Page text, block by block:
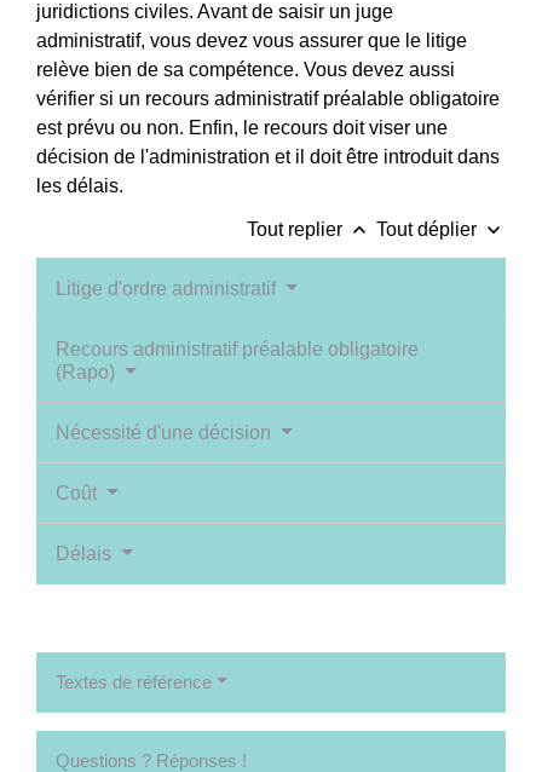
juridictions civiles. Avant de saisir un juge
administratif, vous devez vous assurer que le litige
relève bien de sa compétence. Vous devez aussi
vérifier si un recours administratif préalable obligatoire
est prévu ou non. Enfin, le recours doit viser une
décision de l'administration et il doit être introduit dans
les délais.
Tout replier keyboard_arrow_up Tout déplier keyboard_arrow_down
Litige d'ordre administratif
Recours administratif préalable obligatoire
(Rapo)
Nécessité d'une décision
Coût
Délais
Textes de référence
Questions ? Réponses !